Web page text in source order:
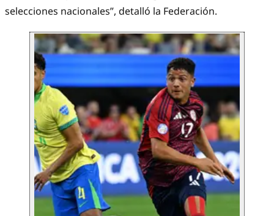
selecciones nacionales”, detalló la Federación.